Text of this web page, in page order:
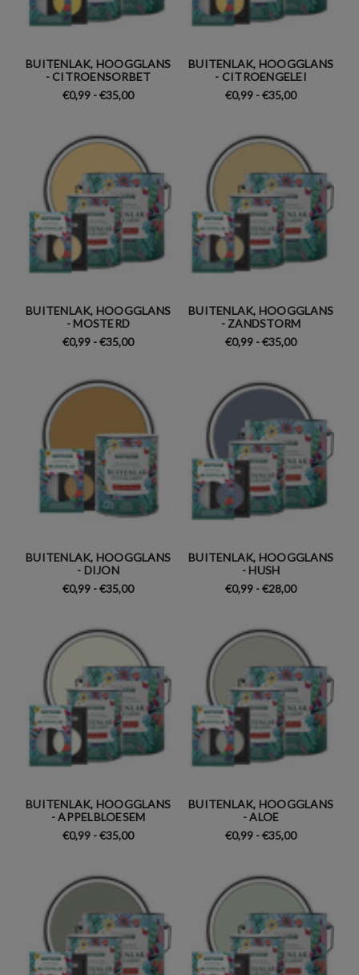
BUITENLAK, HOOGGLANS
- CITROENSORBET
€0,99 - €35,00
BUITENLAK, HOOGGLANS
- CITROENGELEI
€0,99 - €35,00
BUITENLAK, HOOGGLANS
- MOSTERD
€0,99 - €35,00
BUITENLAK, HOOGGLANS
- ZANDSTORM
€0,99 - €35,00
BUITENLAK, HOOGGLANS
- DIJON
€0,99 - €35,00
BUITENLAK, HOOGGLANS
- HUSH
€0,99 - €28,00
BUITENLAK, HOOGGLANS
- APPELBLOESEM
€0,99 - €35,00
BUITENLAK, HOOGGLANS
- ALOE
€0,99 - €35,00